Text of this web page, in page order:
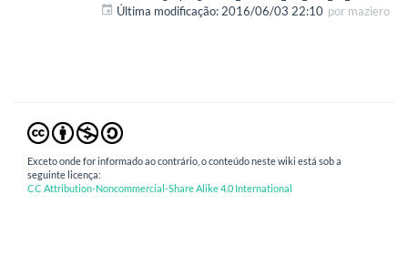
Última modificação: 2016/06/03 22:10 por maziero
Exceto onde for informado ao contrário, o conteúdo neste wiki está sob a
seguinte licença:
CC Attribution-Noncommercial-Share Alike 4.0 International